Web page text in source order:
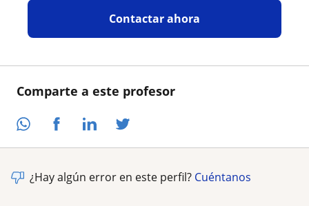
Comparte a este profesor
Contactar ahora
¿Hay algún error en este perfil? Cuéntanos